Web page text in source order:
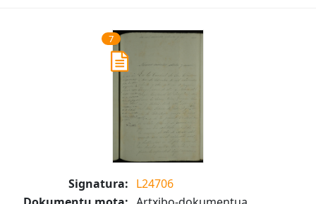
7
Signatura: L24706